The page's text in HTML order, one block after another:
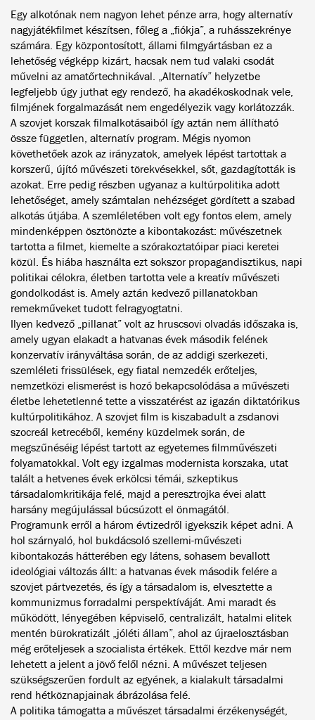
Egy alkotónak nem nagyon lehet pénze arra, hogy alternatív
nagyjátékfilmet készítsen, főleg a „fiókja”, a ruhásszekrénye
számára. Egy központosított, állami filmgyártásban ez a
lehetőség végképp kizárt, hacsak nem tud valaki csodát
művelni az amatőrtechnikával. „Alternatív” helyzetbe
legfeljebb úgy juthat egy rendező, ha akadékoskodnak vele,
filmjének forgalmazását nem engedélyezik vagy korlátozzák.
A szovjet korszak filmalkotásaiból így aztán nem állítható
össze független, alternatív program. Mégis nyomon
követhetőek azok az irányzatok, amelyek lépést tartottak a
korszerű, újító művészeti törekvésekkel, sőt, gazdagították is
azokat. Erre pedig részben ugyanaz a kultúrpolitika adott
lehetőséget, amely számtalan nehézséget gördített a szabad
alkotás útjába. A szemléletében volt egy fontos elem, amely
mindenképpen ösztönözte a kibontakozást: művészetnek
tartotta a filmet, kiemelte a szórakoztatóipar piaci keretei
közül. És hiába használta ezt sokszor propagandisztikus, napi
politikai célokra, életben tartotta vele a kreatív művészeti
gondolkodást is. Amely aztán kedvező pillanatokban
remekműveket tudott felragyogtatni.
Ilyen kedvező „pillanat” volt az hruscsovi olvadás időszaka is,
amely ugyan elakadt a hatvanas évek második felének
konzervatív irányváltása során, de az addigi szerkezeti,
szemléleti frissülések, egy fiatal nemzedék erőteljes,
nemzetközi elismerést is hozó bekapcsolódása a művészeti
életbe lehetetlenné tette a visszatérést az igazán diktatórikus
kultúrpolitikához. A szovjet film is kiszabadult a zsdanovi
szocreál ketrecéből, kemény küzdelmek során, de
megszűnéséig lépést tartott az egyetemes filmművészeti
folyamatokkal. Volt egy izgalmas modernista korszaka, utat
talált a hetvenes évek erkölcsi témái, szkeptikus
társadalomkritikája felé, majd a peresztrojka évei alatt
harsány megújulással búcsúzott el önmagától.
Programunk erről a három évtizedről igyekszik képet adni. A
hol szárnyaló, hol bukdácsoló szellemi-művészeti
kibontakozás hátterében egy látens, sohasem bevallott
ideológiai változás állt: a hatvanas évek második felére a
szovjet pártvezetés, és így a társadalom is, elvesztette a
kommunizmus forradalmi perspektíváját. Ami maradt és
működött, lényegében képviselő, centralizált, hatalmi elitek
mentén bürokratizált „jóléti állam”, ahol az újraelosztásban
még erőteljesek a szocialista értékek. Ettől kezdve már nem
lehetett a jelent a jövő felől nézni. A művészet teljesen
szükségszerűen fordult az egyének, a kialakult társadalmi
rend hétköznapjainak ábrázolása felé.
A politika támogatta a művészet társadalmi érzékenységét,